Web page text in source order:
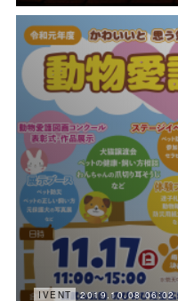
IVENT 2019.10.08 06:02